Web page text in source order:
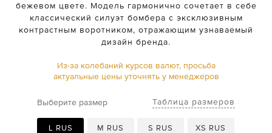
бежевом цвете. Модель гармонично сочетает в себе
классический силуэт бомбера с эксклюзивным
контрастным воротником, отражающим узнаваемый
дизайн бренда.
Из-за колебаний курсов валют, просьба
актуальные цены уточнять у менеджеров
Выберите размер Таблица размеров
L RUS M RUS S RUS XS RUS